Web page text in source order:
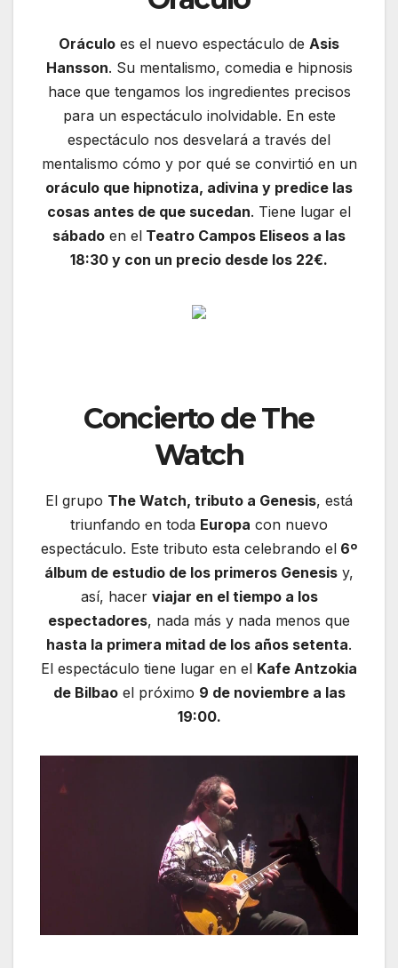
Oráculo es el nuevo espectáculo de Asis
Hansson. Su mentalismo, comedia e hipnosis
hace que tengamos los ingredientes precisos
para un espectáculo inolvidable. En este
espectáculo nos desvelará a través del
mentalismo cómo y por qué se convirtió en un
oráculo que hipnotiza, adivina y predice las
cosas antes de que sucedan. Tiene lugar el
sábado en el Teatro Campos Eliseos a las
18:30 y con un precio desde los 22€.
Concierto de The
Watch
El grupo The Watch, tributo a Genesis, está
triunfando en toda Europa con nuevo
espectáculo. Este tributo esta celebrando el 6º
álbum de estudio de los primeros Genesis y,
así, hacer viajar en el tiempo a los
espectadores, nada más y nada menos que
hasta la primera mitad de los años setenta.
El espectáculo tiene lugar en el Kafe Antzokia
de Bilbaoel próximo 9 de noviembre a las
19:00.